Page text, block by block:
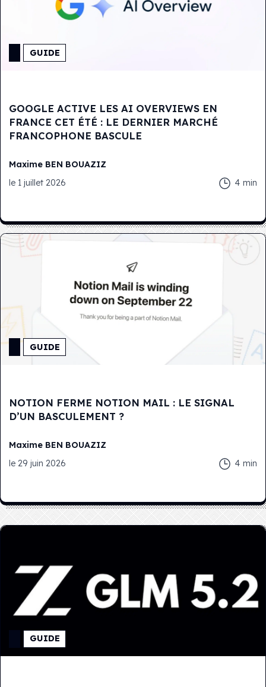
GUIDE
GOOGLE ACTIVE LES AI OVERVIEWS EN
FRANCE CET ÉTÉ : LE DERNIER MARCHÉ
FRANCOPHONE BASCULE
Maxime BEN BOUAZIZ
le 1 juillet 2026 4 min
GUIDE
NOTION FERME NOTION MAIL : LE SIGNAL
D’UN BASCULEMENT ?
Maxime BEN BOUAZIZ
le29 juin 2026 4 min
GUIDE